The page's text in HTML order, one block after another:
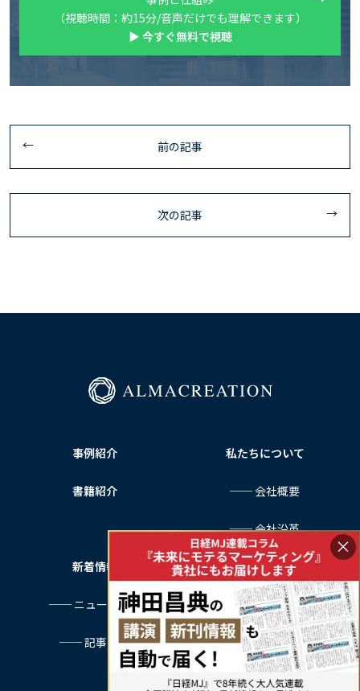
（視聴時間：約15分/音声だけでも理解できます）
▶ 今すぐ無料で視聴
前の記事
次の記事
×
事例紹介
書籍紹介
私たちについて
── 会社概要
── 会社沿革
新着情報
── ニュース一覧
── 記事一覧
サービス利用規約
プライバシーポリシー
特定商取引法に基づく表記
お問い合わせ